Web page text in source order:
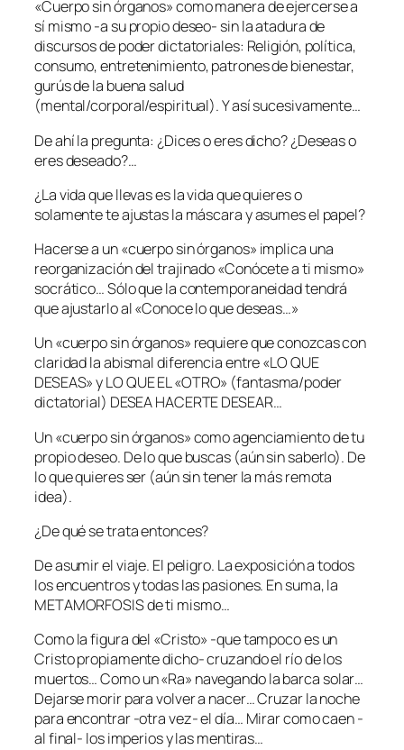
«Cuerpo sin órganos» como manera de ejercerse a
sí mismo -a su propio deseo- sin la atadura de
discursos de poder dictatoriales: Religión, política,
consumo, entretenimiento, patrones de bienestar,
gurús de la buena salud
(mental/corporal/espiritual). Y así sucesivamente…
De ahí la pregunta: ¿Dices o eres dicho? ¿Deseas o
eres deseado?…
¿La vida que llevas es la vida que quieres o
solamente te ajustas la máscara y asumes el papel?
Hacerse a un «cuerpo sin órganos» implica una
reorganización del trajinado «Conócete a ti mismo»
socrático… Sólo que la contemporaneidad tendrá
que ajustarlo al «Conoce lo que deseas…»
Un «cuerpo sin órganos» requiere que conozcas con
claridad la abismal diferencia entre «LO QUE
DESEAS» y LO QUE EL «OTRO» (fantasma/poder
dictatorial) DESEA HACERTE DESEAR…
Un «cuerpo sin órganos» como agenciamiento de tu
propio deseo. De lo que buscas (aún sin saberlo). De
lo que quieres ser (aún sin tener la más remota
idea).
¿De qué se trata entonces?
De asumir el viaje. El peligro. La exposición a todos
los encuentros y todas las pasiones. En suma, la
METAMORFOSIS de ti mismo…
Como la figura del «Cristo» -que tampoco es un
Cristo propiamente dicho- cruzando el río de los
muertos… Como un «Ra» navegando la barca solar…
Dejarse morir para volver a nacer… Cruzar la noche
para encontrar -otra vez- el día… Mirar como caen -
al final- los imperios y las mentiras…